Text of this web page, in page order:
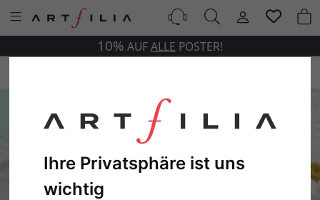
Ihre Privatsphäre ist uns
wichtig
10% AUFALLE POSTER!